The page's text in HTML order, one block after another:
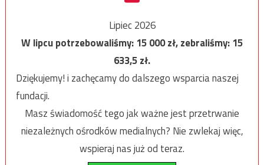
Lipiec 2026
W lipcu potrzebowaliśmy:15 000zł, zebraliśmy:15
633,5zł.
Dziękujemy! i zachęcamy do dalszego wsparcia naszej
fundacji.
Masz świadomość tego jak ważne jest przetrwanie
niezależnych ośrodków medialnych? Nie zwlekaj więc,
wspieraj nas już od teraz.